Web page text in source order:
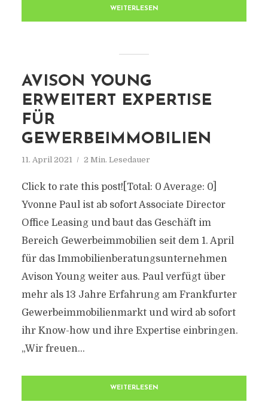
WEITERLESEN
AVISON YOUNG
ERWEITERT EXPERTISE
FÜR
GEWERBEIMMOBILIEN
11. April 2021 2 Min. Lesedauer
Click to rate this post![Total: 0 Average: 0]
Yvonne Paul ist ab sofort Associate Director
Office Leasing und baut das Geschäft im
Bereich Gewerbeimmobilien seit dem 1. April
für das Immobilienberatungsunternehmen
Avison Young weiter aus. Paul verfügt über
mehr als 13 Jahre Erfahrung am Frankfurter
Gewerbeimmobilienmarkt und wird ab sofort
ihr Know-how und ihre Expertise einbringen.
„Wir freuen...
WEITERLESEN